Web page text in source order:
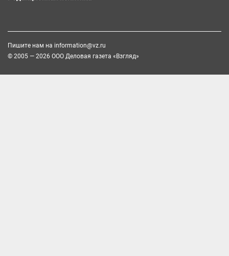
Пишите нам на information@vz.ru
© 2005 — 2026 ООО Деловая газета «Взгляд»